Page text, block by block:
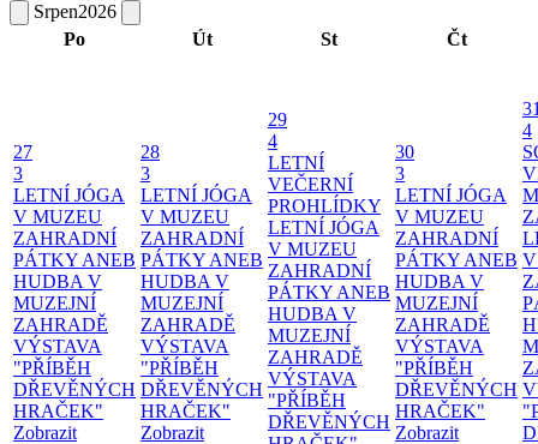
Srpen2026
Po
Út St Čt
27
3
LETNÍ JÓGA
V MUZEU
ZAHRADNÍ
PÁTKY ANEB
HUDBA V
MUZEJNÍ
ZAHRADĚ
VÝSTAVA
"PŘÍBĚH
DŘEVĚNÝCH
HRAČEK"
Zobrazit
28
3
LETNÍ JÓGA
V MUZEU
ZAHRADNÍ
PÁTKY ANEB
HUDBA V
MUZEJNÍ
ZAHRADĚ
VÝSTAVA
"PŘÍBĚH
DŘEVĚNÝCH
HRAČEK"
Zobrazit
29
4
LETNÍ
VEČERNÍ
PROHLÍDKY
LETNÍ JÓGA
V MUZEU
ZAHRADNÍ
PÁTKY ANEB
HUDBA V
MUZEJNÍ
ZAHRADĚ
VÝSTAVA
"PŘÍBĚH
DŘEVĚNÝCH
30
3
LETNÍ JÓGA
V MUZEU
ZAHRADNÍ
PÁTKY ANEB
HUDBA V
MUZEJNÍ
ZAHRADĚ
VÝSTAVA
"PŘÍBĚH
DŘEVĚNÝCH
HRAČEK"
Zobrazit
4